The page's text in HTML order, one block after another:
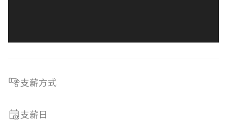
支薪方式
支薪日